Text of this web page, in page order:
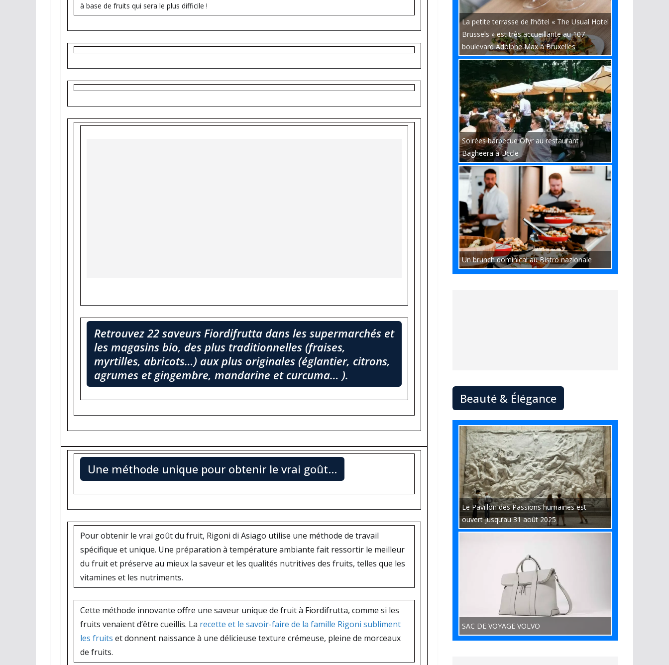
à base de fruits qui sera le plus difficile !
Retrouvez 22 saveurs Fiordifrutta dans les supermarchés et
les magasins bio, des plus traditionnelles (fraises,
myrtilles, abricots…) aux plus originales (églantier, citrons,
agrumes et gingembre, mandarine et curcuma… ).
Une méthode unique pour obtenir le vrai goût…
Pour obtenir le vrai goût du fruit, Rigoni di Asiago utilise une méthode de travail
spécifique et unique. Une préparation à température ambiante fait ressortir le meilleur
du fruit et préserve au mieux la saveur et les qualités nutritives des fruits, telles que les
vitamines et les nutriments.
Cette méthode innovante offre une saveur unique de fruit à Fiordifrutta, comme si les
fruits venaient d’être cueillis. La recette et le savoir-faire de la famille Rigoni subliment
les fruits et donnent naissance à une délicieuse texture crémeuse, pleine de morceaux
de fruits.
La petite terrasse de l’hôtel « The Usual Hotel
Brussels » est très accueillante au 107
boulevard Adolphe Max à Bruxelles
Soirées barbecue Ofyr au restaurant
Bagheera à Uccle
Un brunch dominical au Bistro nazionale
Beauté & Élégance
Le Pavillon des Passions humaines est
ouvert jusqu’au 31 août 2025
SAC DE VOYAGE VOLVO